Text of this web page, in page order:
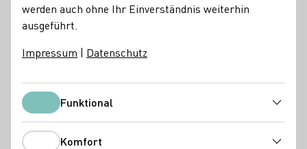
DWI Aktuell
werden auch ohne Ihr Einverständnis weiterhin
ausgeführt.
Impressum | Datenschutz
FunktionalFunktional
Komfort